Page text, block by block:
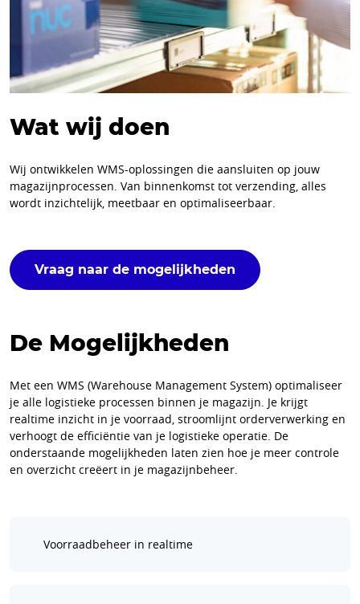
Wat wij doen
Wij ontwikkelen WMS-oplossingen die aansluiten op jouw
magazijnprocessen. Van binnenkomst tot verzending, alles
wordt inzichtelijk, meetbaar en optimaliseerbaar.
Vraag naar de mogelijkheden
De Mogelijkheden
Met een WMS (Warehouse Management System) optimaliseer
je alle logistieke processen binnen je magazijn. Je krijgt
realtime inzicht in je voorraad, stroomlijnt orderverwerking en
verhoogt de efficiëntie van je logistieke operatie. De
onderstaande mogelijkheden laten zien hoe je meer controle
en overzicht creëert in je magazijnbeheer.
Voorraadbeheer in realtime